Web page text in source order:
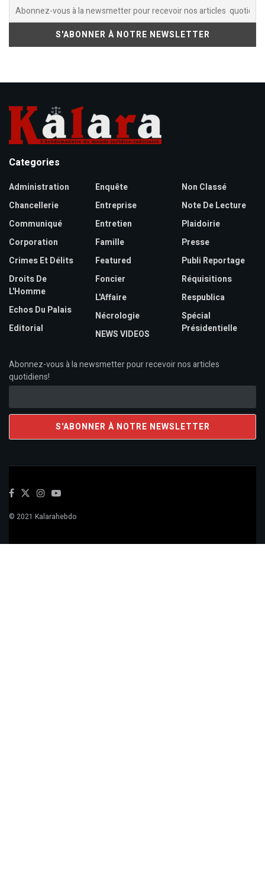
Categories
Administration
Chancellerie
Communiqué
Corporation
Crimes Et Délits
Droits De
L'Homme
Echos Du Palais
Editorial
Enquête
Entreprise
Entretien
Famille
Featured
Foncier
L'Affaire
Nécrologie
NEWS VIDEOS
Non Classé
Note De Lecture
Plaidoirie
Presse
Publi Reportage
Réquisitions
Respublica
Spécial
Présidentielle
Abonnez-vous à la newsmetter pour recevoir nos articles
quotidiens!
© 2021 Kalarahebdo